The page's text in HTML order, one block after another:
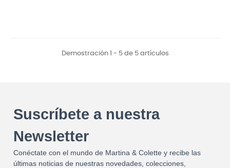
Demostración 1 - 5 de 5 artículos
Suscríbete a nuestra
Newsletter
Conéctate con el mundo de Martina & Colette y recibe las
últimas noticias de nuestras novedades, colecciones,